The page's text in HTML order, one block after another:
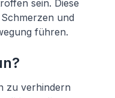
sein. Diese
und
führen.
zu verhindern